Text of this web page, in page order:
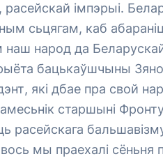
імпэрыі.
сьцягам, каб
наш народ да
бацькаўшчыны
які дбае пра свой
старшыні Фронту
расейскага
мы праехалі